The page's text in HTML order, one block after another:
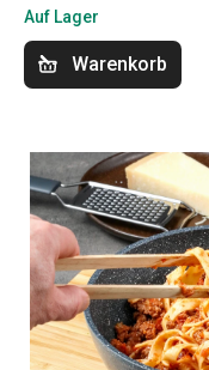
Auf Lager
Warenkorb